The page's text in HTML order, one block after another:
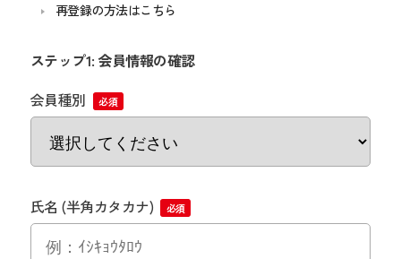
再登録の方法はこちら
ステップ1: 会員情報の確認
会員種別
氏名 (半角カタカナ)